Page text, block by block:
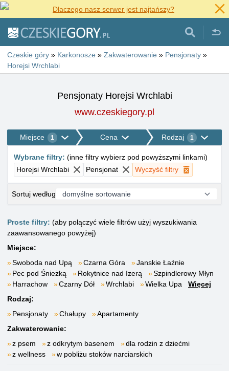
Dlaczego nasz serwer jest najtańszy?
Czeskie góry » Karkonosze » Zakwaterowanie » Pensjonaty »
Horejsi Wrchlabi
Pensjonaty Horejsi Wrchlabi
www.czeskiegory.pl
Miejsce 1 Cena Rodzaj 1
Wybrane filtry: (inne filtry wybierz pod powyższymi linkami)
Horejsi Wrchlabi
Pensjonat Wyczyść filtry
Sortuj według
Proste filtry: (aby połączyć wiele filtrów użyj wyszukiwania
zaawansowanego powyżej)
Miejsce:
Swoboda nad Upą
Czarna Góra
Janskie Łaźnie
Pec pod Śnieżką
Rokytnice nad Izerą
Szpindlerowy Młyn
Harrachow
Czarny Dół Wrchlabi Wielka Upa
Więcej
Rodzaj:
Pensjonaty
Chałupy
Apartamenty
Zakwaterowanie:
z psem
z odkrytym basenem
dla rodzin z dziećmi
z wellness
w pobliżu stoków narciarskich